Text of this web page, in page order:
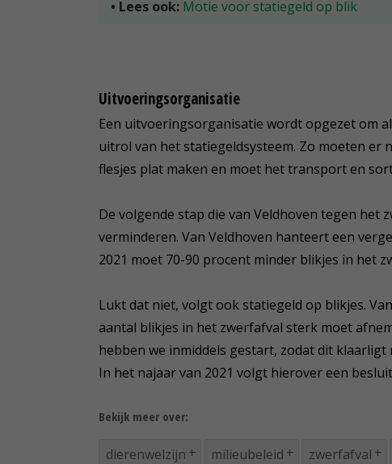
• Lees ook: Motie voor statiegeld op blik
Uitvoeringsorganisatie
Een uitvoeringsorganisatie wordt opgezet om
uitrol van het statiegeldsysteem. Zo moeten er
flesjes plat maken en moet het transport en
De volgende stap die van Veldhoven tegen het
verminderen. Van Veldhoven hanteert een
2021 moet 70-90 procent minder blikjes in het
Lukt dat niet, volgt ook statiegeld op blikjes.
aantal blikjes in het zwerfafval sterk moet
hebben we inmiddels gestart, zodat dit
In het najaar van 2021 volgt hierover een
Bekijk meer over:
dierenwelzijn milieubeleid zwerfafval